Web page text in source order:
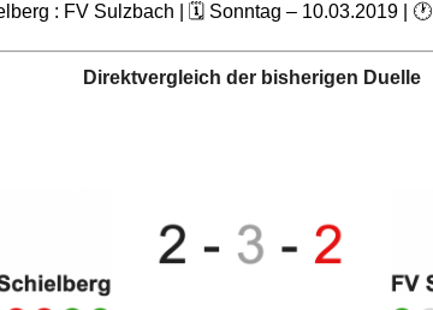
: FV Sulzbach | 🗓️ Sonntag – 10.03.2019 | 🕐
Direktvergleich der bisherigen Duelle